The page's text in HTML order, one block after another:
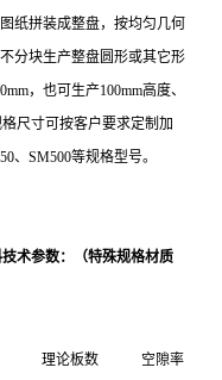
纸拼装成整盘，按均匀几何
分块生产整盘圆形或其它形
，也可生产100mm高度、
尺寸可按客户要求定制加
、SM500等规格型号。
术参数：
（特殊规格材质
理论板数
空隙率